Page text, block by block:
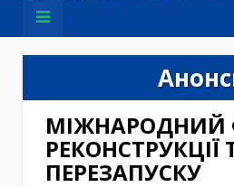
МІЖНАРОДНИЙ
РЕКОНСТРУКЦІЇ
ПЕРЕЗАПУСКУ